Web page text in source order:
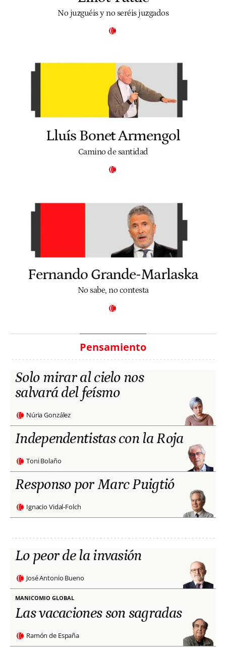
No juzguéis y no seréis juzgados
Lluís Bonet Armengol
Camino de santidad
Fernando Grande-Marlaska
No sabe, no contesta
Pensamiento
Solo mirar al cielo nos
salvará del feísmo
Núria González
Independentistas con la Roja
Toni Bolaño
Responso por Marc Puigtió
Ignacio Vidal-Folch
Lo peor de la invasión
José Antonio Bueno
MANICOMIO GLOBAL
Las vacaciones son sagradas
Ramón de España